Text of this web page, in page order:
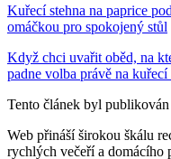
Kuřecí stehna na paprice
omáčkou pro spokojený stůl
Když chci uvařit oběd, na
padne volba právě na kuřecí
Tento článek byl
Web přináší širokou škálu
rychlých večeří a domácího